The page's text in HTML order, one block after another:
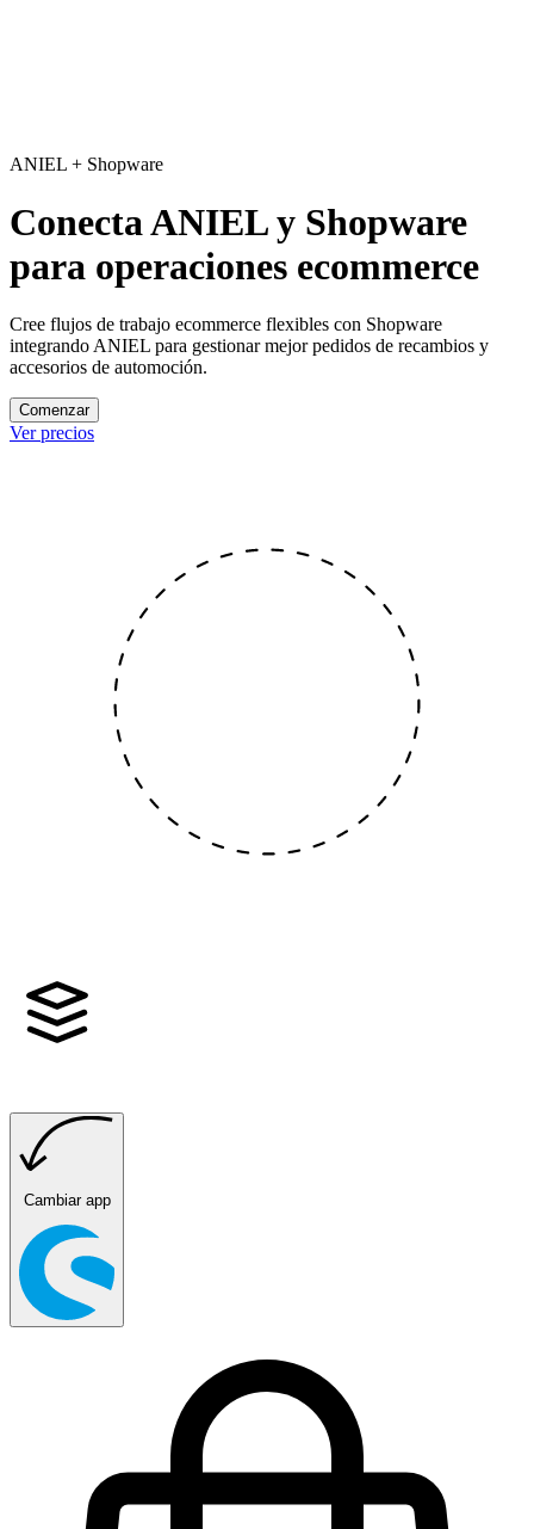
ANIEL + Shopware
Conecta ANIEL y Shopware
para operaciones ecommerce
Cree flujos de trabajo ecommerce flexibles con Shopware
integrando ANIEL para gestionar mejor pedidos de recambios y
accesorios de automoción.
Comenzar
Ver precios
Cambiar app